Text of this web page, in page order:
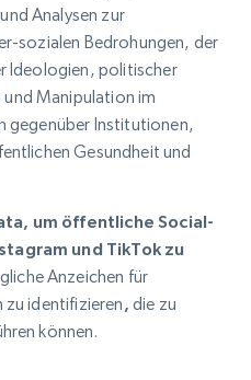
Analysen zur
sozialen Bedrohungen, der
Ideologien, politischer
Manipulation im
gegenüber Institutionen,
Gesundheit und
um öffentliche Social-
und TikTok zu
Anzeichen für
identifizieren, die zu
können.